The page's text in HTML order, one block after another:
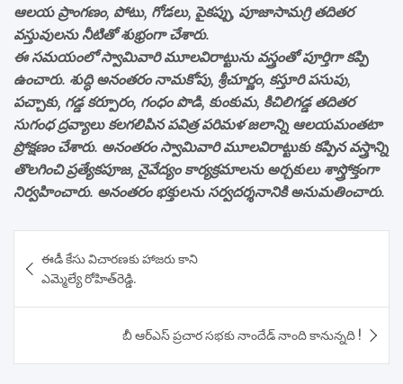
ఆలయ ప్రాంగణం, పోటు, గోడలు, పైకప్పు, పూజాసామగ్రి తదితర
వస్తువులను నీటితో శుభ్రంగా చేశారు.
ఈ సమయంలో స్వామివారి మూలవిరాట్టును వస్త్రంతో పూర్తిగా కప్పి
ఉంచారు. శుద్ధి అనంతరం నామకోపు, శ్రీచూర్ణం, కస్తూరి పసుపు,
పచ్చాకు, గడ్డ కర్పూరం, గంధం పొడి, కుంకుమ, కిచిలిగడ్డ తదితర
సుగంధ ద్రవ్యాలు కలగలిపిన పవిత్ర పరిమళ జలాన్ని ఆలయమంతటా
ప్రోక్షణం చేశారు. అనంతరం స్వామివారి మూలవిరాట్టుకు కప్పిన వస్త్రాన్ని
తొలగించి ప్రత్యేకపూజ, నైవేద్యం కార్యక్రమాలను అర్చకులు శాస్త్రోక్తంగా
నిర్వహించారు. అనంత‌రం భక్తులను సర్వదర్శనానికి అనుమతించారు.
navigation
ఈడీ కేసు విచారణకు హాజరు కాని
ఎమ్మెల్యే రోహిత్‌రెడ్డి.
బీ ఆర్ఎస్ ప్రచార సభకు నాందేడ్ నాంది కానున్నది !